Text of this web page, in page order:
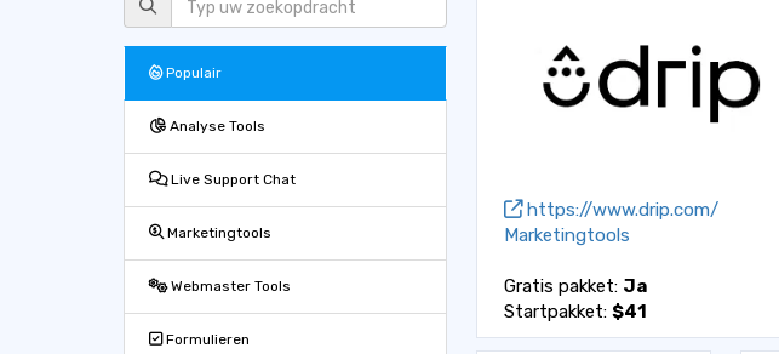
Populair
Analyse Tools
Live Support Chat
Marketingtools
Webmaster Tools
Formulieren
https://www.drip.com/
Marketingtools
Gratis pakket: Ja
Startpakket: $41